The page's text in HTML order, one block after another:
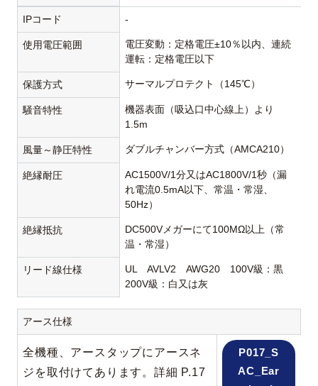
IPコード -
使用電圧範囲
電圧変動：定格電圧±10％以内、連続
運転：定格電圧以下
保護方式 サーマルプロテクト（145℃）
騒音特性
機器表面（吸込口中心線上）より
1.5m
風量～静圧特性 ダブルチャンバー方式（AMCA210）
絶縁耐圧
AC1500V/1分又はAC1800V/1秒（漏
れ電流0.5mA以下、常温・常湿、
50Hz）
絶縁抵抗
DC500Vメガーにて100MΩ以上（常
温・常湿）
リード線仕様
UL AVLV2 AWG20 100V級：黒
200V級：白又は灰
アース仕様
全機種、アースタップにアースネ
ジを取付けてあります。詳細 P.17
P017_S
AC_Ear